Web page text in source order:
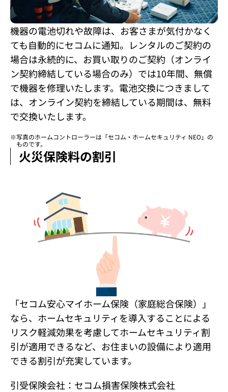
機器の電池切れや故障は、お客さまが気付かなく
ても自動的にセコムに通知。レンタルのご契約の
場合は永続的に、お買い取りのご契約（オンライ
ン契約締結している場合のみ）では10年間、無償
で機器を修理いたします。電池交換につきまして
は、オンライン契約を締結している期間は、無料
で交換いたします。
※写真のホームコントローラーは「セコム・ホームセキュリティ NEO」の
ものです。
火災保険料の割引
「セコム安心マイホーム保険（家庭総合保険）」
なら、ホームセキュリティを導入することによる
リスク軽減効果を考慮してホームセキュリティ割
引が適用できるなど、お住まいの設備により適用
できる割引が充実しています。
引受保険会社：セコム損害保険株式会社